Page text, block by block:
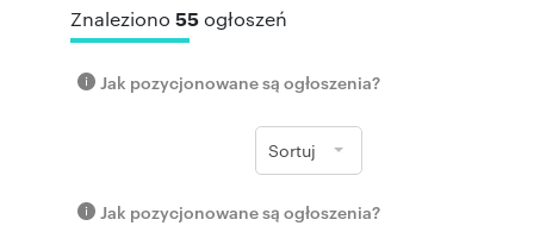
Znaleziono 55ogłoszeń
Jak pozycjonowane są ogłoszenia?
Sortuj
Jak pozycjonowane są ogłoszenia?